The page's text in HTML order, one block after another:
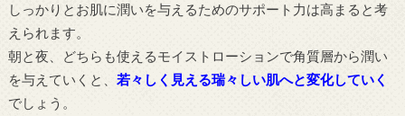
しっかりとお肌に潤いを与えるためのサポート力は高まると考
えられます。
朝と夜、どちらも使えるモイストローションで角質層から潤い
を与えていくと、 若々しく見える瑞々しい肌へと変化していく
でしょう。